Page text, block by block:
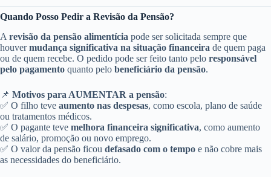
Quando Posso Pedir a Revisão da Pensão?
A revisão da pensão alimentícia pode ser solicitada sempre que
houvermudança significativa na situação financeira de quem paga
ou de quem recebe. O pedido pode ser feito tanto pelo responsável
pelo pagamento quanto pelo beneficiário da pensão.
📌 Motivos para AUMENTAR a pensão:
✅ O filho teve aumento nas despesas, como escola, plano de saúde
ou tratamentos médicos.
✅ O pagante teve melhora financeira significativa, como aumento
de salário, promoção ou novo emprego.
✅ O valor da pensão ficou defasado com o tempo e não cobre mais
as necessidades do beneficiário.